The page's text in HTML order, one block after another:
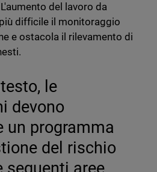
del lavoro da
difficile il monitoraggio
e ostacola il rilevamento di
le
devono
un programma
del rischio
seguenti aree